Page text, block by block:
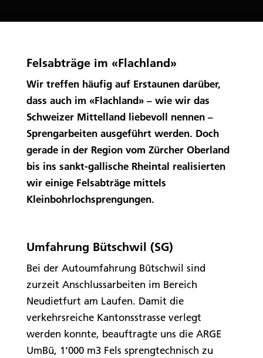
Felsabträge im «Flachland»
Wir treffen häufig auf Erstaunen darüber,
dass auch im «Flachland» – wie wir das
Schweizer Mittelland liebevoll nennen –
Sprengarbeiten ausgeführt werden. Doch
gerade in der Region vom Zürcher Oberland
bis ins sankt-gallische Rheintal realisierten
wir einige Felsabträge mittels
Kleinbohrlochsprengungen.
Umfahrung Bütschwil (SG)
Bei der Autoumfahrung Bütschwil sind
zurzeit Anschlussarbeiten im Bereich
Neudietfurt am Laufen. Damit die
verkehrsreiche Kantonsstrasse verlegt
werden konnte, beauftragte uns die ARGE
UmBü, 1‘000 m3 Fels sprengtechnisch zu